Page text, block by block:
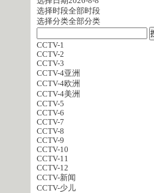
选择时段全部时段
选择分类全部分类
CCTV-1
CCTV-2
CCTV-3
CCTV-4亚洲
CCTV-4欧洲
CCTV-4美洲
CCTV-5
CCTV-6
CCTV-7
CCTV-8
CCTV-9
CCTV-10
CCTV-11
CCTV-12
CCTV-新闻
CCTV-少儿